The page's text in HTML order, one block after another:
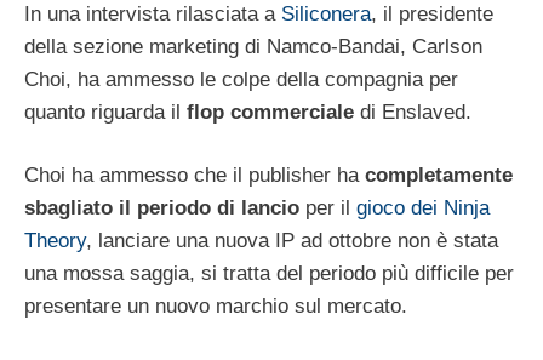
In una intervista rilasciata a Siliconera, il presidente
della sezione marketing di Namco-Bandai, Carlson
Choi, ha ammesso le colpe della compagnia per
quanto riguarda il flop commerciale di Enslaved.
Choi ha ammesso che il publisher ha completamente
sbagliato il periodo di lancio per il gioco dei Ninja
Theory, lanciare una nuova IP ad ottobre non è stata
una mossa saggia, si tratta del periodo più difficile per
presentare un nuovo marchio sul mercato.